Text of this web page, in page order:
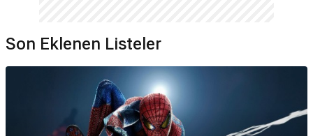
Son Eklenen Listeler